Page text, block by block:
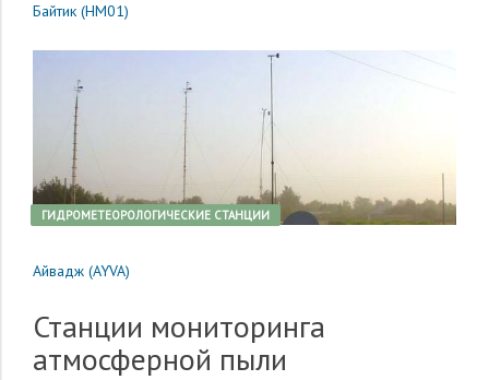
Байтик (HM01)
ГИДРОМЕТЕОРОЛОГИЧЕСКИЕ СТАНЦИИ
Айвадж (AYVA)
Станции мониторинга
атмосферной пыли